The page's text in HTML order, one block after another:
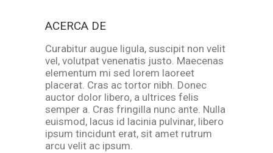
ACERCA DE
Curabitur augue ligula, suscipit non velit
vel, volutpat venenatis justo. Maecenas
elementum mi sed lorem laoreet
placerat. Cras ac tortor nibh. Donec
auctor dolor libero, a ultrices felis
semper a. Cras fringilla nunc ante. Nulla
euismod, lacus id lacinia pulvinar, libero
ipsum tincidunt erat, sit amet rutrum
arcu velit ac ipsum.